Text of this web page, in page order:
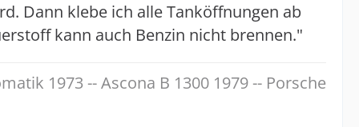
Dann klebe ich alle Tanköffnungen ab
kann auch Benzin nicht brennen."
1973 -- Ascona B 1300 1979 -- Porsche